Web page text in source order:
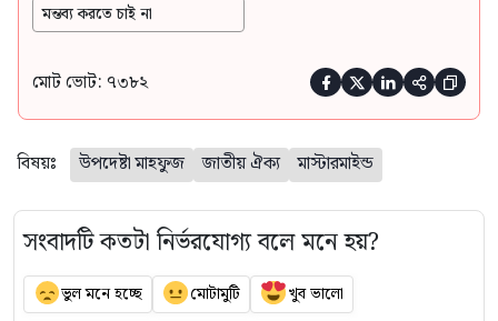
মন্তব্য করতে চাই না
মোট ভোট: ৭৩৮২     
বিষয়ঃ উপদেষ্টা মাহফুজ জাতীয় ঐক্য মাস্টারমাইন্ড
সংবাদটি কতটা নির্ভরযোগ্য বলে মনে হয়?
ভুল মনে হচ্ছে মোটামুটি খুব ভালো